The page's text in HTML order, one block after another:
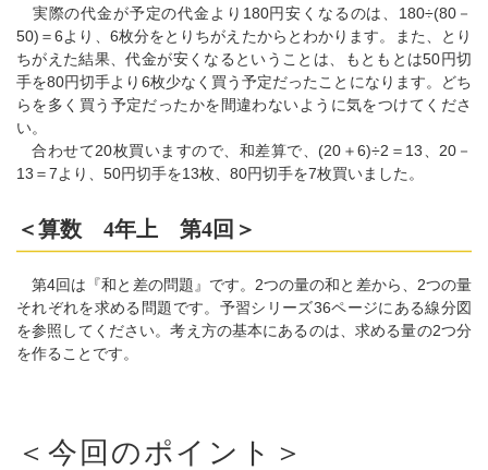
実際の代金が予定の代金より180円安くなるのは、180÷(80－
50)＝6より、6枚分をとりちがえたからとわかります。また、とり
ちがえた結果、代金が安くなるということは、もともとは50円切
手を80円切手より6枚少なく買う予定だったことになります。どち
らを多く買う予定だったかを間違わないように気をつけてくださ
い。
合わせて20枚買いますので、和差算で、(20＋6)÷2＝13、20－
13＝7より、50円切手を13枚、80円切手を7枚買いました。
＜算数 4年上 第4回＞
第4回は『和と差の問題』です。2つの量の和と差から、2つの量
それぞれを求める問題です。予習シリーズ36ページにある線分図
を参照してください。考え方の基本にあるのは、求める量の2つ分
を作ることです。
＜今回のポイント＞